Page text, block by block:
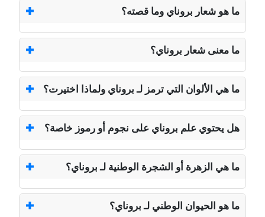
ما هو شعار بروناي وما قصته؟
ما معنى شعار بروناي؟
ما هي الألوان التي ترمز لـ بروناي ولماذا اختيرت؟
هل يحتوي علم بروناي على نجوم أو رموز خاصة؟
ما هي الزهرة أو الشجرة الوطنية لـ بروناي؟
ما هو الحيوان الوطني لـ بروناي؟